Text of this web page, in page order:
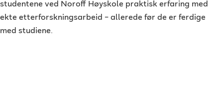
studentene ved Noroff Høyskole praktisk erfaring med
ekte etterforskningsarbeid – allerede før de er ferdige
med studiene.